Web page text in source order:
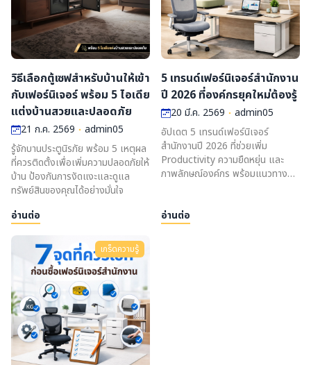
วิธีเลือกตู้เซฟสำหรับบ้านให้เข้า
กับเฟอร์นิเจอร์ พร้อม 5 ไอเดีย
แต่งบ้านสวยและปลอดภัย
21 ก.ค. 2569
admin05
รู้จักบานประตูนิรภัย พร้อม 5 เหตุผล
ที่ควรติดตั้งเพื่อเพิ่มความปลอดภัยให้
บ้าน ป้องกันการงัดแงะและดูแล
ทรัพย์สินของคุณได้อย่างมั่นใจ
อ่านต่อ
5 เทรนด์เฟอร์นิเจอร์สำนักงาน
ปี 2026 ที่องค์กรยุคใหม่ต้องรู้
20 มี.ค. 2569
admin05
อัปเดต 5 เทรนด์เฟอร์นิเจอร์
สำนักงานปี 2026 ที่ช่วยเพิ่ม
Productivity ความยืดหยุ่น และ
ภาพลักษณ์องค์กร พร้อมแนวทาง
อ่านต่อ
เกร็ดความรู้